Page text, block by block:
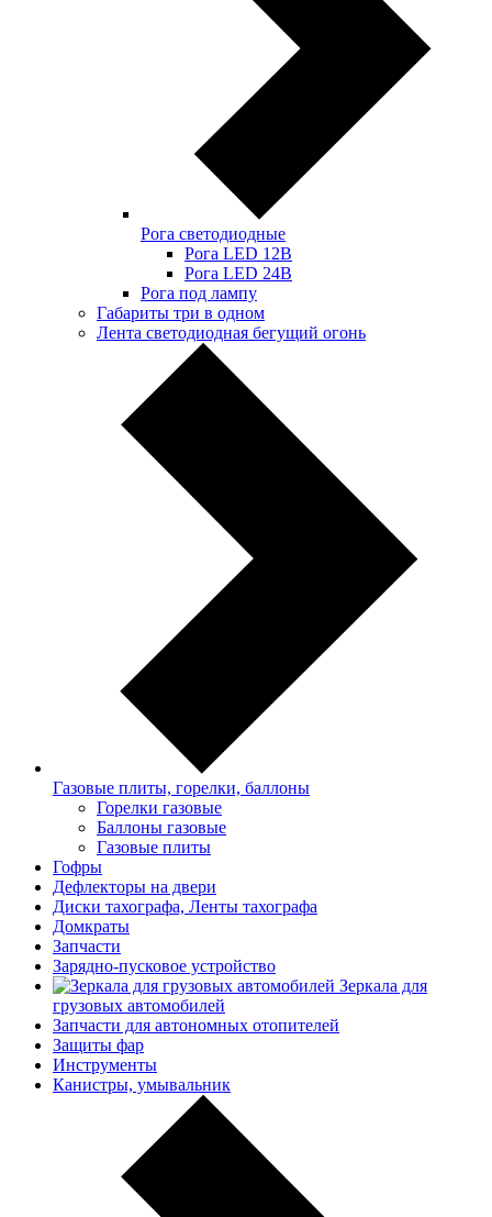
Рога светодиодные
Рога LED 12В
Рога LED 24В
Рога под лампу
Габариты три в одном
Лента светодиодная бегущий огонь
Газовые плиты, горелки, баллоны
Горелки газовые
Баллоны газовые
Газовые плиты
Гофры
Дефлекторы на двери
Диски тахографа, Ленты тахографа
Домкраты
Запчасти
Зарядно-пусковое устройство
Зеркала для
грузовых автомобилей
Запчасти для автономных отопителей
Защиты фар
Инструменты
Канистры, умывальник